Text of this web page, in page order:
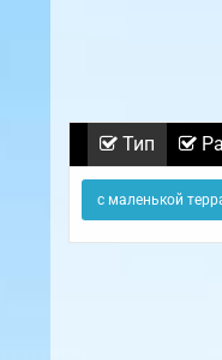
Тип
с маленькой